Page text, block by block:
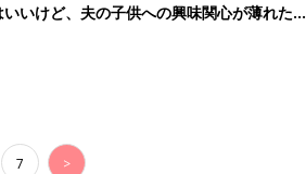
いけど、夫の子供への興味関心が薄れた気
7 >